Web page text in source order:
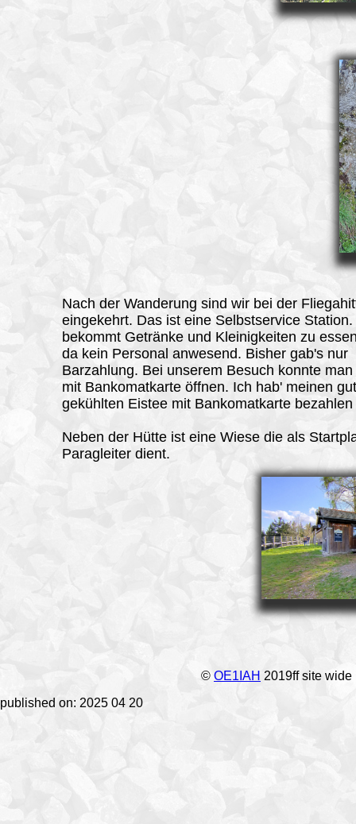
Nach der Wanderung sind wir bei der
eingekehrt. Das ist eine Selbstservice
bekommt Getränke und Kleinigkeiten zu
da kein Personal anwesend. Bisher gab's nur
Barzahlung. Bei unserem Besuch konnte
mit Bankomatkarte öffnen. Ich hab' meinen
gekühlten Eistee mit Bankomatkarte
Neben der Hütte ist eine Wiese die als
Paragleiter dient.
© OE1IAH 2019ff site
published on: 2025 04 20